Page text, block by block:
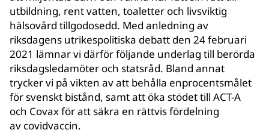
utbildning, rent vatten, toaletter och livsviktig
hälsovård tillgodosedd. Med anledning av
riksdagens utrikespolitiska debatt den 24 februari
2021 lämnar vi därför följande underlag till berörda
riksdagsledamöter och statsråd. Bland annat
trycker vi på vikten av att behålla enprocentsmålet
för svenskt bistånd, samt att öka stödet till ACT-A
och Covax för att säkra en rättvis fördelning
av covidvaccin.